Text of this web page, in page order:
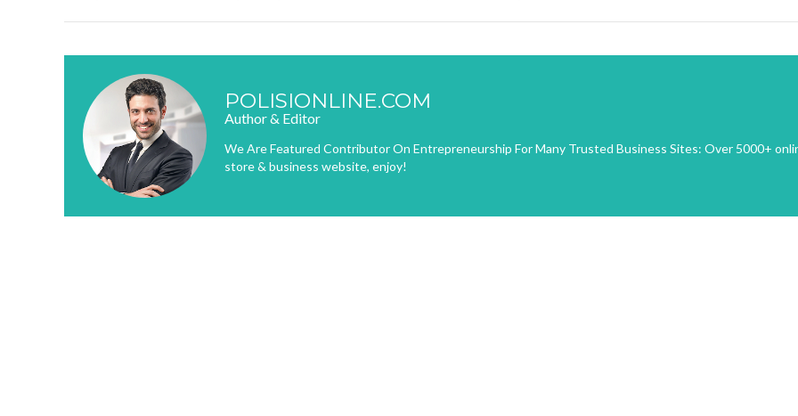
POLISIONLINE.COM
Author & Editor
We Are Featured Contributor On Entrepreneurship For Many Trusted Business Sites: Over 5000+
store & business website, enjoy!